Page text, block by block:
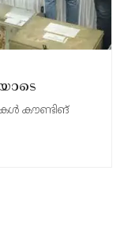
കൗണ്ടിങ്